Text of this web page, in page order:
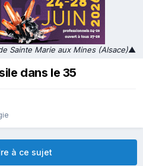
Sainte Marie aux Mines (Alsace)▲
dans le 35
à ce sujet